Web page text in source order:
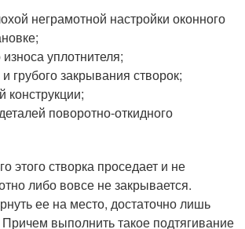
неграмотной настройки оконного
уплотнителя;
грубого закрывания створок;
конструкции;
поворотно-откидного
этого створка проседает и не
либо вовсе не закрывается.
ее на место, достаточно лишь
Причем выполнить такое подтягивание